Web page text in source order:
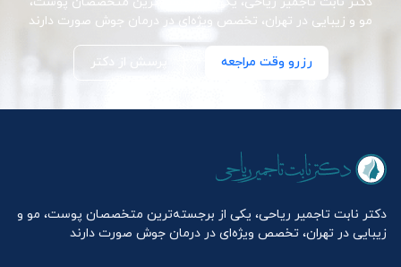
مو و زیبایی در تهران، تخصص ویژه‌ای در درمان جوش صورت دارند
رزرو وقت مراجعه پرسش از دکتر
دکتر نابت تاجمیر ریاحی، یکی از برجسته‌ترین متخصصان پوست، مو و
زیبایی در تهران، تخصص ویژه‌ای در درمان جوش صورت دارند